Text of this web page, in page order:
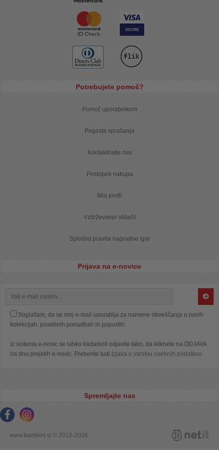
Potrebujete pomoč?
Pomoč uporabnikom
Pogosta vprašanja
Kontaktirajte nas
Postopek nakupa
Moj profil
Vzdrževanje oblačil
Splošna pravila nagradne igre
Prijava na e-novice
Soglašam, da se moj e-mail uporablja za namene obveščanja o novih
kolekcijah, posebnih ponudbah in popustih.
Iz sistema e-novic se lahko kadarkoli odjavite tako, da kliknete na ODJAVA
na dnu prejetih e-novic. Preberite tudi Izjava o varstvu osebnih podatkov.
Spremljajte nas
www.bambini.si © 2012-2026